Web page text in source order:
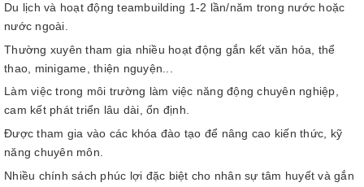
Du lịch và hoạt động teambuilding 1-2 lần/năm trong nước hoặc
nước ngoài.
Thường xuyên tham gia nhiều hoạt động gắn kết văn hóa, thể
thao, minigame, thiện nguyện...
Làm việc trong môi trường làm việc năng động chuyên nghiệp,
cam kết phát triển lâu dài, ổn định.
Được tham gia vào các khóa đào tạo để nâng cao kiến thức, kỹ
năng chuyên môn.
Nhiều chính sách phúc lợi đặc biệt cho nhân sự tâm huyết và gắn